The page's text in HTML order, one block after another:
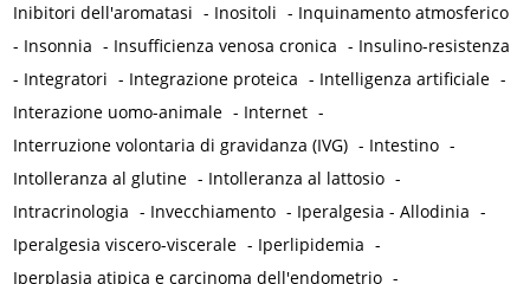
Inibitori dell'aromatasi - Inositoli - Inquinamento atmosferico
- Insonnia - Insufficienza venosa cronica - Insulino-resistenza
- Integratori - Integrazione proteica - Intelligenza artificiale -
Interazione uomo-animale - Internet -
Interruzione volontaria di gravidanza (IVG) - Intestino -
Intolleranza al glutine - Intolleranza al lattosio -
Intracrinologia - Invecchiamento - Iperalgesia - Allodinia -
Iperalgesia viscero-viscerale - Iperlipidemia -
Iperplasia atipica e carcinoma dell'endometrio -